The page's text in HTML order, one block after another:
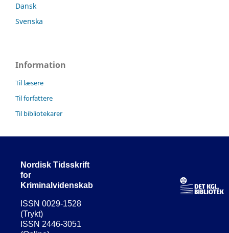
Dansk
Svenska
Information
Til læsere
Til forfattere
Til bibliotekarer
Nordisk Tidsskrift
for
Kriminalvidenskab
ISSN 0029-1528
(Trykt)
ISSN 2446-3051